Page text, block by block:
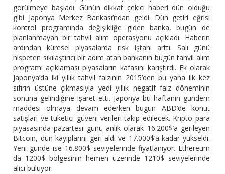
görülmeye başladı. Günün dikkat çekici haberi dün olduğu
gibi Japonya Merkez Bankası’ndan geldi. Dün getiri eğrisi
kontrol programında değişikliğe giden banka, bugün de
planlanmayan bir tahvil alım operasyonu açıkladı. Haberin
ardından küresel piyasalarda risk iştahı arttı. Salı günü
nispeten sıkılaştırıcı bir adım atan bankanın bugün tahvil alım
programı açıklaması piyasaların kafasını karıştırdı. Ek olarak
Japonya’da iki yıllık tahvil faizinin 2015’den bu yana ilk kez
sıfırın üstüne çıkmasıyla yedi yıllık negatif faiz döneminin
sonuna gelindiğine işaret etti. Japonya bu haftanın gündem
maddesi olmaya devam ederken bugün ABD’de konut
satışları ve tüketici güveni verileri takip edilecek. Kripto para
piyasasında pazartesi günü anlık olarak 16.200$’a gerileyen
Bitcoin, dün kayıplarını geri aldı ve 17.000$’a kadar yükseldi.
Yeni günde ise 16.800$ seviyelerinde fiyatlanıyor. Ethereum
da 1200$ bölgesinin hemen üzerinde 1210$ seviyelerinde
alıcı buluyor.